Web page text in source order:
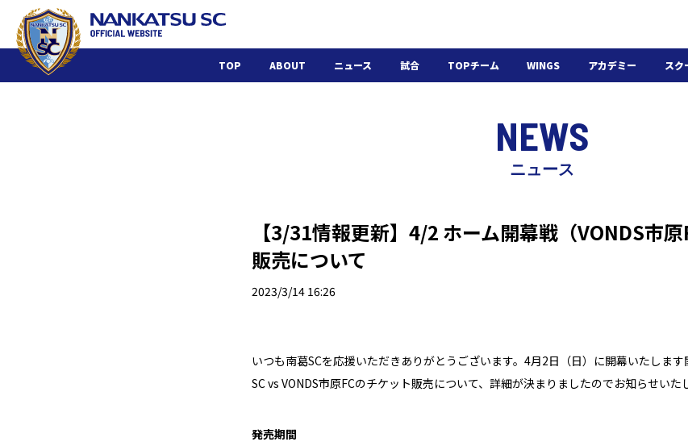
TOP ABOUT ニュース 試合 TOPチーム WINGS アカデミー スク
NEWS
ニュース
【3/31情報更新】4/2 ホーム開幕戦（VONDS市
販売について
2023/3/14 16:26
いつも南葛SCを応援いただきありがとうございます。4月2日（日）に開幕いたしま
SC vs VONDS市原FCのチケット販売について、詳細が決まりましたのでお知らせいた
発売期間